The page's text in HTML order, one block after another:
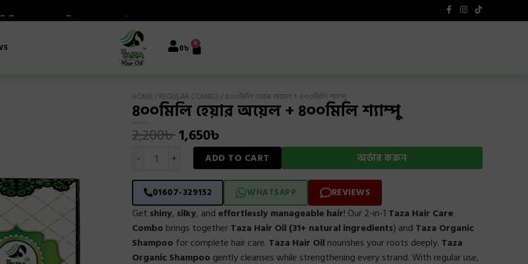
F
a
c
I
n
s
T
i
k
0৳ 0
Cart
HOME/REGULAR COMBO/ ৪০০মিলি হেয়ার অয়েল + ৪০০মিলি শ্যাম্পু
৪০০মিলি হেয়ার অয়েল + ৪০০মিলি শ্যাম্পু
2,200৳Original
price
was:
2,200৳ .
1,650৳
price
is:
1,650৳ .
-৪০০মিলি
হেয়ার
৪০০মিলি
শ্যাম্পু
quantity
+ ADD TO CART অর্ডার করুন
01607-329152 WHATSAPP REVIEWS
Get shiny, silky, and effortlessly manageable hair! Our 2-in-1 Taza Hair Care
Combo brings together Taza Hair Oil (31+ natural ingredients) and Taza Organic
Shampoo for complete hair care. Taza Hair Oil nourishes your roots deeply. Taza
Organic Shampoo gently cleanses while strengthening every strand. With regular use,